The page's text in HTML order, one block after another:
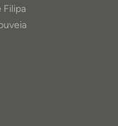
Filipa